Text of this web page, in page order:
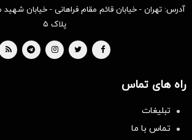
آدرس: تهران - خیابان قائم مقام فراهانی - خیابان
پلاک ۵
راه های تماس
تبلیغات
تماس با ما